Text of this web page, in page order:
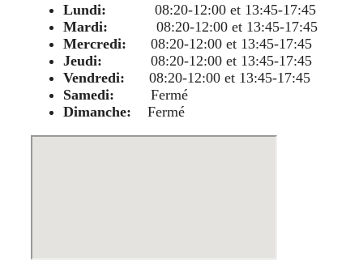
Lundi: 08:20-12:00 et 13:45-17:45
Mardi: 08:20-12:00 et 13:45-17:45
Mercredi: 08:20-12:00 et 13:45-17:45
Jeudi: 08:20-12:00 et 13:45-17:45
Vendredi: 08:20-12:00 et 13:45-17:45
Samedi: Fermé
Dimanche: Fermé